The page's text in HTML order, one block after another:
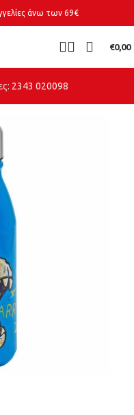
άνω των 69€
€0,00
2343 020098